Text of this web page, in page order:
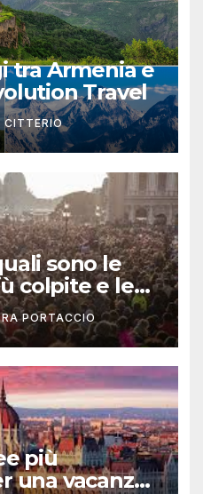
tra Armenia e
Travel
CITTERIO
sono le
colpite e le
PORTACCIO
più
una vacanza